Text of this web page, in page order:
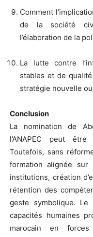
Comment
de la société
l’élaboration de la
La lutte contre
stables et de
stratégie nouvelle
Conclusion
La nomination de
l’ANAPEC peut
Toutefois, sans
formation alignée sur
institutions, création
rétention des
geste symbolique.
capacités humaines
marocain en